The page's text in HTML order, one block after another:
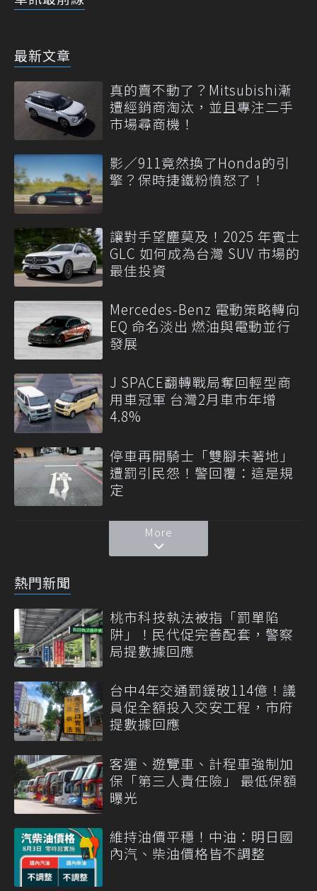
最新文章
真的賣不動了？Mitsubishi漸
遭經銷商淘汰，並且專注二手
市場尋商機！
影／911竟然換了Honda的引
擎？保時捷鐵粉憤怒了！
讓對手望塵莫及！2025 年賓士
GLC 如何成為台灣 SUV 市場的
最佳投資
Mercedes-Benz 電動策略轉向
EQ 命名淡出 燃油與電動並行
發展
J SPACE翻轉戰局奪回輕型商
用車冠軍 台灣2月車市年增
4.8%
停車再開騎士「雙腳未著地」
遭罰引民怨！警回覆：這是規
定
More
熱門新聞
桃市科技執法被指「罰單陷
阱」！民代促完善配套，警察
局提數據回應
台中4年交通罰鍰破114億！議
員促全額投入交安工程，市府
提數據回應
客運、遊覽車、計程車強制加
保「第三人責任險」 最低保額
曝光
維持油價平穩！中油：明日國
內汽、柴油價格皆不調整